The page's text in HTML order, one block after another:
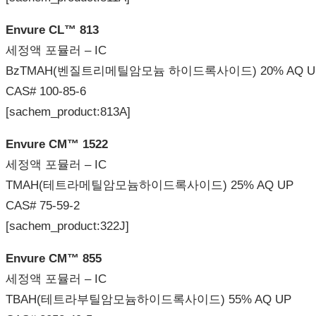
Envure CL™ 813
세정액 포뮬러 – IC
BzTMAH(벤질트리메틸암모늄 하이드록사이드) 20% AQ
CAS# 100-85-6
[sachem_product:813A]
Envure CM™ 1522
세정액 포뮬러 – IC
TMAH(테트라메틸암모늄하이드록사이드) 25% AQ UP
CAS# 75-59-2
[sachem_product:322J]
Envure CM™ 855
세정액 포뮬러 – IC
TBAH(테트라부틸암모늄하이드록사이드) 55% AQ UP